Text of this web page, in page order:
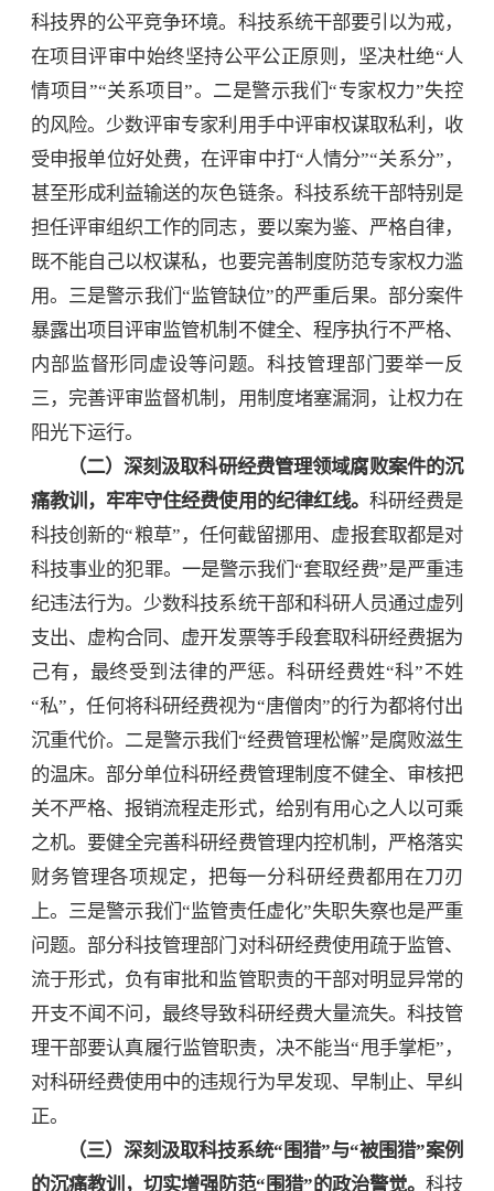
科技界的公平竞争环境。科技系统干部要引以为戒，
在项目评审中始终坚持公平公正原则，坚决杜绝“人
情项目”“关系项目”。二是警示我们“专家权力”失控
的风险。少数评审专家利用手中评审权谋取私利，收
受申报单位好处费，在评审中打“人情分”“关系分”，
甚至形成利益输送的灰色链条。科技系统干部特别是
担任评审组织工作的同志，要以案为鉴、严格自律，
既不能自己以权谋私，也要完善制度防范专家权力滥
用。三是警示我们“监管缺位”的严重后果。部分案件
暴露出项目评审监管机制不健全、程序执行不严格、
内部监督形同虚设等问题。科技管理部门要举一反
三，完善评审监督机制，用制度堵塞漏洞，让权力在
阳光下运行。
（二）深刻汲取科研经费管理领域腐败案件的沉
痛教训，牢牢守住经费使用的纪律红线。 科研经费是
科技创新的“粮草”，任何截留挪用、虚报套取都是对
科技事业的犯罪。一是警示我们“套取经费”是严重违
纪违法行为。少数科技系统干部和科研人员通过虚列
支出、虚构合同、虚开发票等手段套取科研经费据为
己有，最终受到法律的严惩。科研经费姓“科”不姓
“私”，任何将科研经费视为“唐僧肉”的行为都将付出
沉重代价。二是警示我们“经费管理松懈”是腐败滋生
的温床。部分单位科研经费管理制度不健全、审核把
关不严格、报销流程走形式，给别有用心之人以可乘
之机。要健全完善科研经费管理内控机制，严格落实
财务管理各项规定，把每一分科研经费都用在刀刃
上。三是警示我们“监管责任虚化”失职失察也是严重
问题。部分科技管理部门对科研经费使用疏于监管、
流于形式，负有审批和监管职责的干部对明显异常的
开支不闻不问，最终导致科研经费大量流失。科技管
理干部要认真履行监管职责，决不能当“甩手掌柜”，
对科研经费使用中的违规行为早发现、早制止、早纠
正。
（三）深刻汲取科技系统“围猎”与“被围猎”案例
的沉痛教训，切实增强防范“围猎”的政治警觉。科技